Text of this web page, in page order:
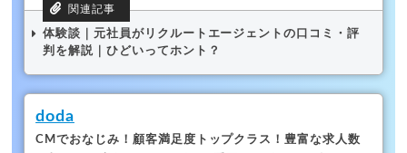
体験談｜元社員がリクルートエージェントの口コミ・評
判を解説｜ひどいってホント？
doda
CMでおなじみ！顧客満足度トップクラス！豊富な求人数